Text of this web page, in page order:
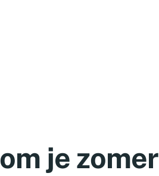
je zomer